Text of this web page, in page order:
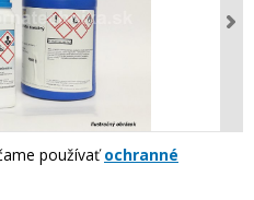
používaťochranné